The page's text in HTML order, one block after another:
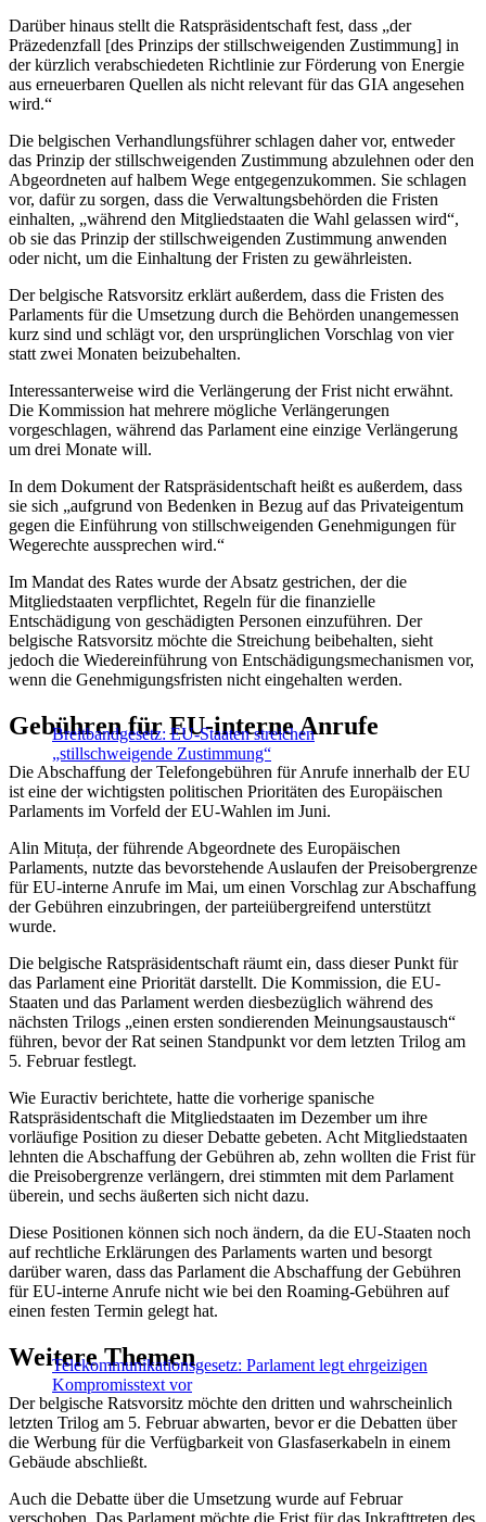
Darüber hinaus stellt die Ratspräsidentschaft fest, dass „der
Präzedenzfall [des Prinzips der stillschweigenden Zustimmung] in
der kürzlich verabschiedeten Richtlinie zur Förderung von Energie
aus erneuerbaren Quellen als nicht relevant für das GIA angesehen
wird.“
Die belgischen Verhandlungsführer schlagen daher vor, entweder
das Prinzip der stillschweigenden Zustimmung abzulehnen oder den
Abgeordneten auf halbem Wege entgegenzukommen. Sie schlagen
vor, dafür zu sorgen, dass die Verwaltungsbehörden die Fristen
einhalten, „während den Mitgliedstaaten die Wahl gelassen wird“,
ob sie das Prinzip der stillschweigenden Zustimmung anwenden
oder nicht, um die Einhaltung der Fristen zu gewährleisten.
Der belgische Ratsvorsitz erklärt außerdem, dass die Fristen des
Parlaments für die Umsetzung durch die Behörden unangemessen
kurz sind und schlägt vor, den ursprünglichen Vorschlag von vier
statt zwei Monaten beizubehalten.
Interessanterweise wird die Verlängerung der Frist nicht erwähnt.
Die Kommission hat mehrere mögliche Verlängerungen
vorgeschlagen, während das Parlament eine einzige Verlängerung
um drei Monate will.
In dem Dokument der Ratspräsidentschaft heißt es außerdem, dass
sie sich „aufgrund von Bedenken in Bezug auf das Privateigentum
gegen die Einführung von stillschweigenden Genehmigungen für
Wegerechte aussprechen wird.“
Im Mandat des Rates wurde der Absatz gestrichen, der die
Mitgliedstaaten verpflichtet, Regeln für die finanzielle
Entschädigung von geschädigten Personen einzuführen. Der
belgische Ratsvorsitz möchte die Streichung beibehalten, sieht
jedoch die Wiedereinführung von Entschädigungsmechanismen vor,
wenn die Genehmigungsfristen nicht eingehalten werden.
Breitbandgesetz: EU-Staaten streichen
„stillschweigende Zustimmung“
Gebühren für EU-interne Anrufe
Die Abschaffung der Telefongebühren für Anrufe innerhalb der EU
ist eine der wichtigsten politischen Prioritäten des Europäischen
Parlaments im Vorfeld der EU-Wahlen im Juni.
Alin Mituța, der führende Abgeordnete des Europäischen
Parlaments, nutzte das bevorstehende Auslaufen der Preisobergrenze
für EU-interne Anrufe im Mai, um einen Vorschlag zur Abschaffung
der Gebühren einzubringen, der parteiübergreifend unterstützt
wurde.
Die belgische Ratspräsidentschaft räumt ein, dass dieser Punkt für
das Parlament eine Priorität darstellt. Die Kommission, die EU-
Staaten und das Parlament werden diesbezüglich während des
nächsten Trilogs „einen ersten sondierenden Meinungsaustausch“
führen, bevor der Rat seinen Standpunkt vor dem letzten Trilog am
5. Februar festlegt.
Wie Euractiv berichtete, hatte die vorherige spanische
Ratspräsidentschaft die Mitgliedstaaten im Dezember um ihre
vorläufige Position zu dieser Debatte gebeten. Acht Mitgliedstaaten
lehnten die Abschaffung der Gebühren ab, zehn wollten die Frist für
die Preisobergrenze verlängern, drei stimmten mit dem Parlament
überein, und sechs äußerten sich nicht dazu.
Diese Positionen können sich noch ändern, da die EU-Staaten noch
auf rechtliche Erklärungen des Parlaments warten und besorgt
darüber waren, dass das Parlament die Abschaffung der Gebühren
für EU-interne Anrufe nicht wie bei den Roaming-Gebühren auf
einen festen Termin gelegt hat.
Telekommunikationsgesetz: Parlament legt ehrgeizigen
Kompromisstext vor
Weitere Themen
Der belgische Ratsvorsitz möchte den dritten und wahrscheinlich
letzten Trilog am 5. Februar abwarten, bevor er die Debatten über
die Werbung für die Verfügbarkeit von Glasfaserkabeln in einem
Gebäude abschließt.
Auch die Debatte über die Umsetzung wurde auf Februar
verschoben. Das Parlament möchte die Frist für das Inkrafttreten des